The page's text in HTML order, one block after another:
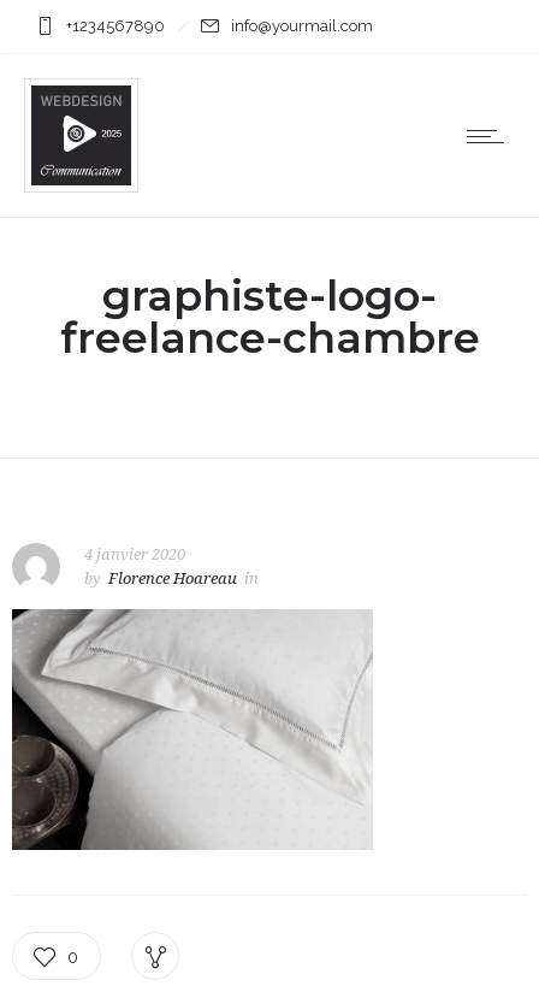
+1234567890 info@yourmail.com
graphiste-logo-
freelance-chambre
4 janvier 2020
by Florence Hoareau in
0